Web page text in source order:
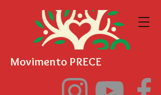
Movimento PRECE